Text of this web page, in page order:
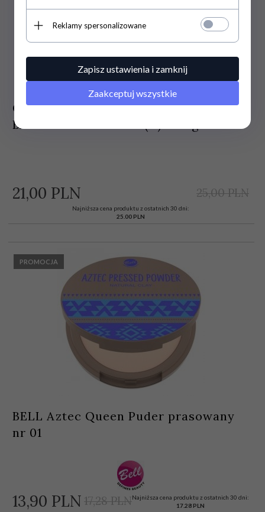
CLARESA Bambusowy Puder sypki
BAMBOO SUPER POW(D)ER! 8g
21,00 PLN 25,00 PLN
Najniższa cena produktu z ostatnich 30 dni:
25.00 PLN
PROMOCJA
BELL Aztec Queen Puder prasowany
nr 01
13,90 PLN 17,28 PLNNajniższa cena produktu z ostatnich 30 dni:
17.28 PLN
Reklamy spersonalizowane
Zapisz ustawienia i zamknij
Zaakceptuj wszystkie